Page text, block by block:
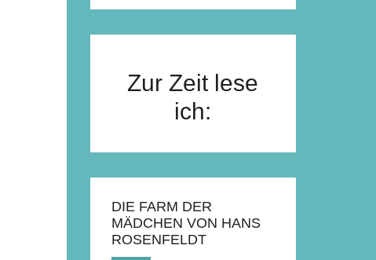
Zur Zeit lese
ich:
DIE FARM DER
MÄDCHEN VON HANS
ROSENFELDT